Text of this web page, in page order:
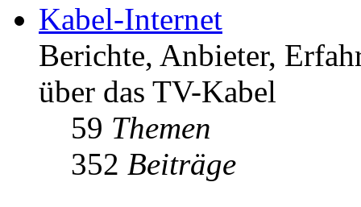
Kabel-Internet
Berichte, Anbieter,
über das TV-Kabel
59 Themen
352 Beiträge